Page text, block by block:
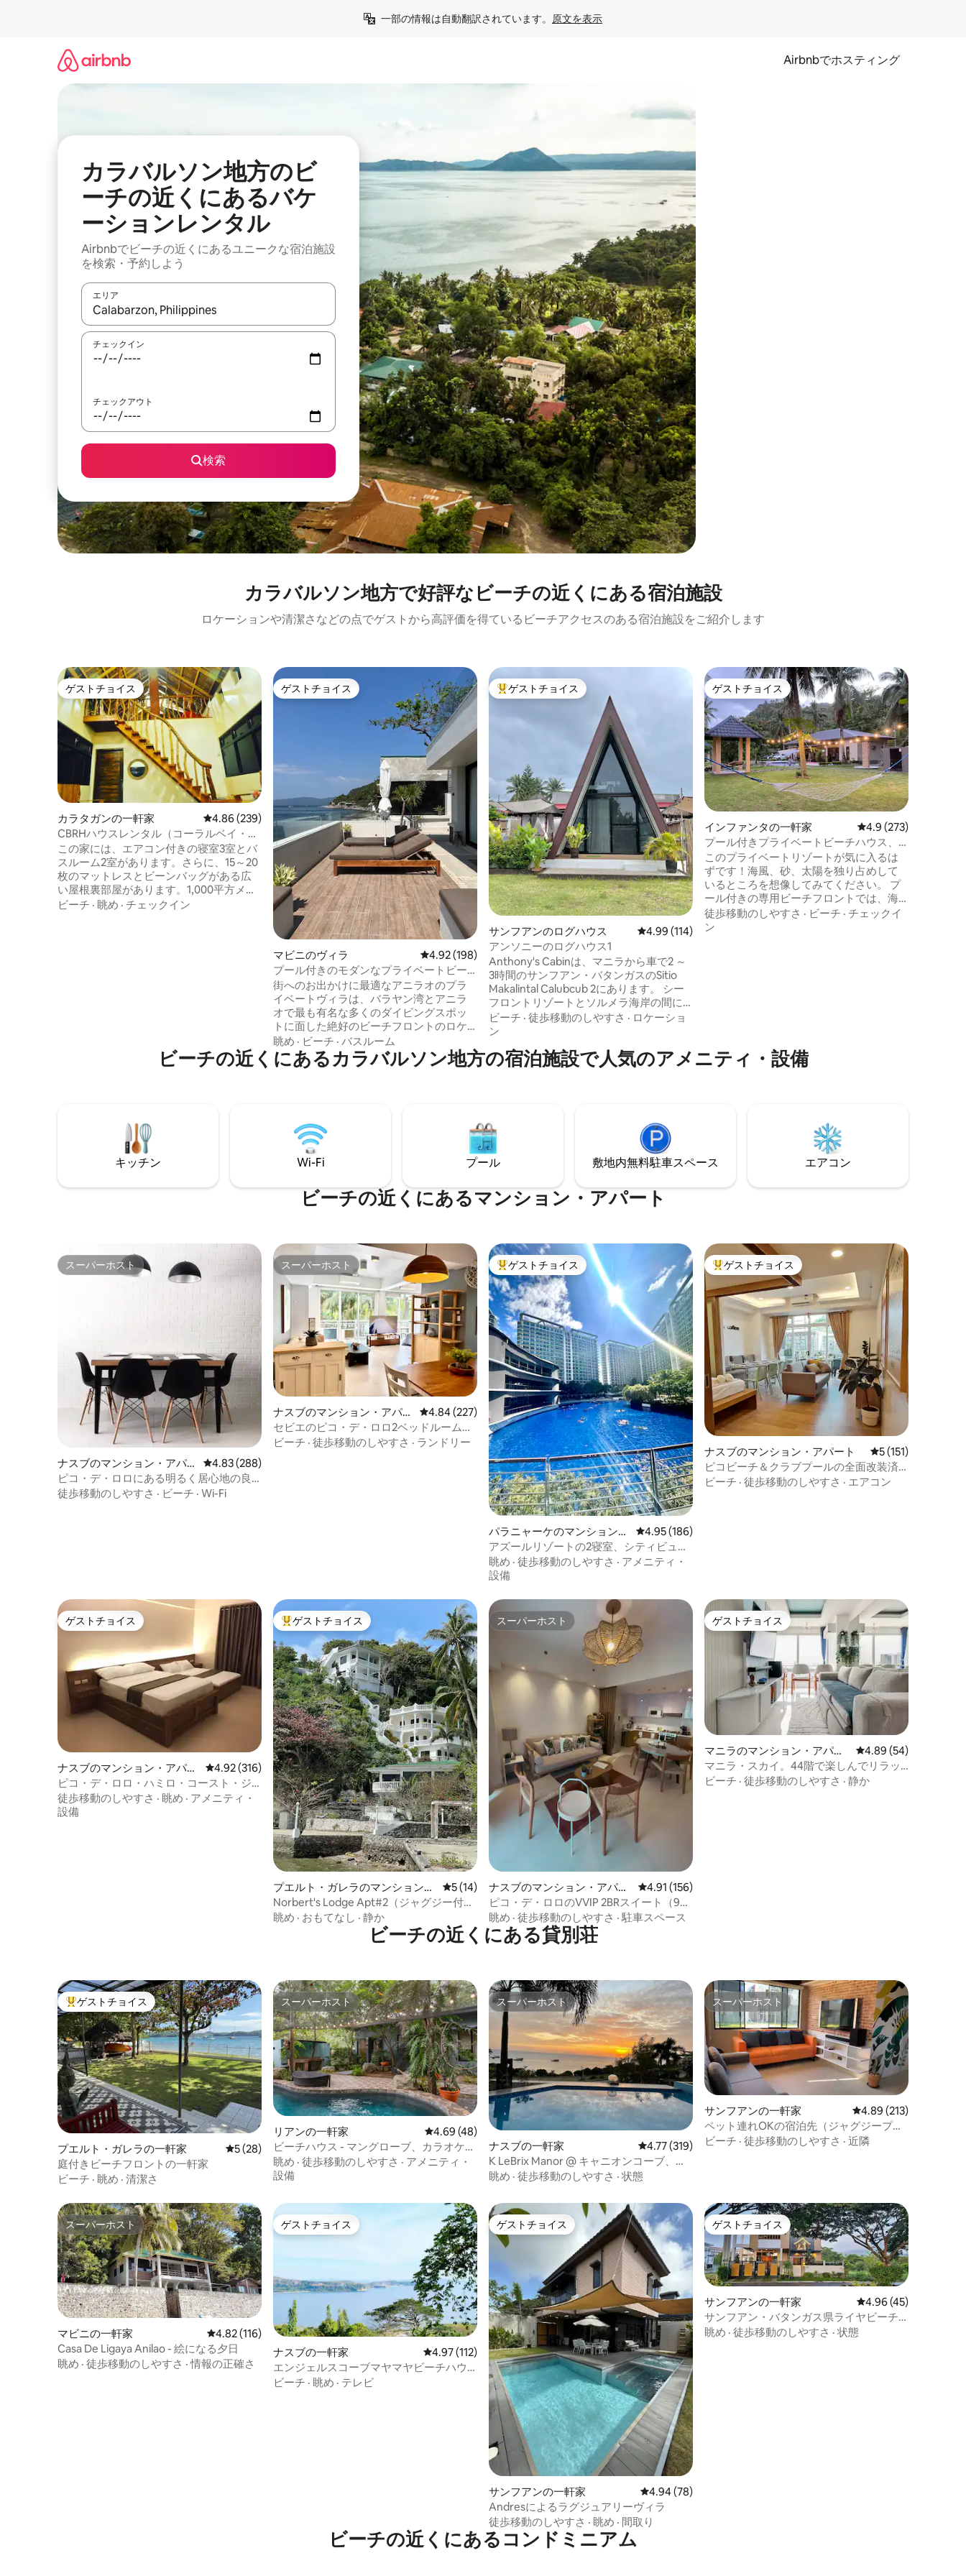
一部の情報は自動翻訳されています。 原文を表示
Airbnbでホスティング
カラバルソン地方のビ
ーチの近くにあるバケ
ーションレンタル
Airbnbでビーチの近くにあるユニークな宿泊施設
を検索・予約しよう
エリア
検索結果が表示されたら、上下の矢印キーを使って移動するか、画面をタッチまたはスワイプして検索結果を確認することができます。
チェックイン
チェックアウト
検索
カラバルソン地方で好評なビーチの近くにある宿泊施設
ロケーションや清潔さなどの点でゲストから高評価を得ているビーチアクセスのある宿泊施設をご紹介します
ゲストチョイス
ゲストチョイス
カラタガンの一軒家 レビュー239件、5つ星中4.86つ星の平均評価
4.86 (239)
CBRHハウスレンタル（コーラルベイ・レ
ストハウス）ビーチフロント
この家には、エアコン付きの寝室3室とバ
スルーム2室があります。さらに、15～20
枚のマットレスとビーンバッグがある広
い屋根裏部屋があります。1,000平方メー
トル以上の敷地内にあるサンゴ礁のビー
アクアシューズをお持ちください。 敷地
内に管理人が常駐しています。 プールは
ビーチ · 眺め · チェックイン
ゲストチョイス
ゲストチョイス
マビニのヴィラ レビュー198件、5つ星中4.92つ星の平均評価
4.92 (198)
プール付きのモダンなプライベートビー
チフロントのアニラオリゾート
街へのお出かけに最適なアニラオのプラ
イベートヴィラは、バラヤン湾とアニラ
オで最も有名な多くのダイビングスポッ
トに面した絶好のビーチフロントのロケ
ーションにあります。 私どものヴィラに
滞在すると、プライバシーが確保され、
ゆったり過ごせます。「Solitude
ーケル4台を無料でご利用いただけます。
ヴィラにはNetflixを備えたスマートテレ
ビがあります。Wi-Fiの速度は約80mbps
です。ご期待に沿えるよう、以下の説明
眺め · ビーチ · バスルーム
大好評のゲストチョイスです。
ゲストチョイス
サンフアンのログハウス レビュー114件、5つ星中4.99つ星の平均評価
4.99 (114)
アンソニーのログハウス1
Anthony's Cabinは、マニラから車で2 ～
3時間のサンフアン・バタンガスのSitio
Makalintal Calubcub 2にあります。 シー
フロントリゾートとソルメラ海岸の間に
あります。 私たちのキャビンは、家族や
友人とリラックスし、くつろぎ、充実し
キャビン内にあるプールをお楽しみいた
だけます。ビーチまで徒歩2分で行けま
小さなキッチンがあります。
ビーチ · 徒歩移動のしやすさ · ロケーショ
ン
ゲストチョイス
ゲストチョイス
インファンタの一軒家 レビュー273件、5つ
4.9 (273)
プール付きプライベートビーチハウス、
リアル・ケソン - レッドビーチ
このプライベートリゾートが気に入るは
ずです！海風、砂、太陽を独り占めして
いるところを想像してみてください。 プ
ール付きの専用ビーチフロントでは、海
辺またはデッキでリラックスできます。
プライバシーと清潔さにこだわっていま
徒歩移動のしやすさ · ビーチ · チェックイ
ン
ビーチの近くにあるカラバルソン地方の宿泊施設で人気のアメニティ・設備
キッチン Wi-Fi プール 敷地内無料駐⁠車ス⁠ペ⁠ー⁠ス エアコン
ビーチの近くにあるマンション・アパート
スーパーホスト
スーパーホスト
ナスブのマンション・アパー
ト
レビュー288件、5つ星中4.83つ星の平均評価
4.83 (288)
ピコ・デ・ロロにある明るく居心地の良
いアパート
徒歩移動のしやすさ · ビーチ · Wi-Fi
スーパーホスト
スーパーホスト
ナスブのマンション・アパー
ト
レビュー227件、5つ星中4.84つ星の平均評価
4.84 (227)
セビエのピコ・デ・ロロ2ベッドルームラ
グーンビュースイート
ビーチ · 徒歩移動のしやすさ · ランドリー
大好評のゲストチョイスです。
ゲストチョイス
パラニャーケのマンション・
アパート
レビュー186件、5つ星中4.95つ星の平均評価
4.95 (186)
アズールリゾートの2寝室、シティビュー
バルコニー＆無料駐車場
眺め · 徒歩移動のしやすさ · アメニティ・
設備
大好評のゲストチョイスです。
ゲストチョイス
ナスブのマンション・アパート レビュー151件、5
5 (151)
ピコビーチ＆クラブプールの全面改装済
み2寝室
ビーチ · 徒歩移動のしやすさ · エアコン
ゲストチョイス
ゲストチョイス
ナスブのマンション・アパー
ト
レビュー316件、5つ星中4.92つ星の平均評価
4.92 (316)
ピコ・デ・ロロ・ハミロ・コースト・ジ
ャカナA 410
徒歩移動のしやすさ · 眺め · アメニティ・
設備
大好評のゲストチョイスです。
ゲストチョイス
プエルト・ガレラのマンション・
アパート
レビュー14件、5つ星中5つ星の平均評価
5 (14)
Norbert's Lodge Apt#2（ジャグジー付
き）
眺め · おもてなし · 静か
スーパーホスト
スーパーホスト
ナスブのマンション・アパー
ト
レビュー156件、5つ星中4.91つ星の平均評価
4.91 (156)
ピコ・デ・ロロのVVIP 2BRスイート（9名
様用）
眺め · 徒歩移動のしやすさ ·駐車スペース
ゲストチョイス
ゲストチョイス
マニラのマンション・アパー
ト
レビュー54件、5つ星
4.89 (54)
マニラ・スカイ。44階で楽しんでリラッ
クスしてください。
ビーチ · 徒歩移動のしやすさ · 静か
ビーチの近くにある貸別荘
大好評のゲストチョイスです。
ゲストチョイス
プエルト・ガレラの一軒家 レビュー28件、5つ星中5つ星の平均評価
5 (28)
庭付きビーチフロントの一軒家
ビーチ · 眺め · 清潔さ
スーパーホスト
スーパーホスト
リアンの一軒家 レビュー48件、5つ星中4.69つ星の平均評価
4.69 (48)
ビーチハウス - マングローブ、カラオケ、
ウェルカムドリンク
眺め · 徒歩移動のしやすさ · アメニティ・
設備
スーパーホスト
スーパーホスト
ナスブの一軒家 レビュー319件、5つ星中4.77つ星の平均評価
4.77 (319)
K LeBrix Manor @ キャニオンコーブ、ナ
スグブ、バタンガス
眺め · 徒歩移動のしやすさ · 状態
スーパーホスト
スーパーホスト
サンフアンの一軒家 レビュー213件、5つ
4.89 (213)
ペット連れOKの宿泊先（ジャグジープー
ル＆ビリヤード付き）
ビーチ · 徒歩移動のしやすさ · 近隣
スーパーホスト
スーパーホスト
マビニの一軒家 レビュー116件、5つ星中4.82つ星の平均評価
4.82 (116)
Casa De Ligaya Anilao - 絵になる夕日
眺め · 徒歩移動のしやすさ ·情報の正確さ
ゲストチョイス
ゲストチョイス
ナスブの一軒家 レビュー112件、5つ星中4.97つ星の平均評価
4.97 (112)
エンジェルスコーブマヤマヤビーチハウ
スヴィラバタンガス
ビーチ · 眺め · テレビ
ゲストチョイス
ゲストチョイス
サンフアンの一軒家 レビュー78件、5つ星中4.94つ星の平均評価
4.94 (78)
Andresによるラグジュアリーヴィラ
徒歩移動のしやすさ · 眺め · 間取り
ゲストチョイス
ゲストチョイス
サンフアンの一軒家 レビュー45件、5つ
4.96 (45)
サンフアン・バタンガス県ライヤビーチ
の「Porto by the Bae」
眺め · 徒歩移動のしやすさ · 状態
ビーチの近くにあるコンドミニアム